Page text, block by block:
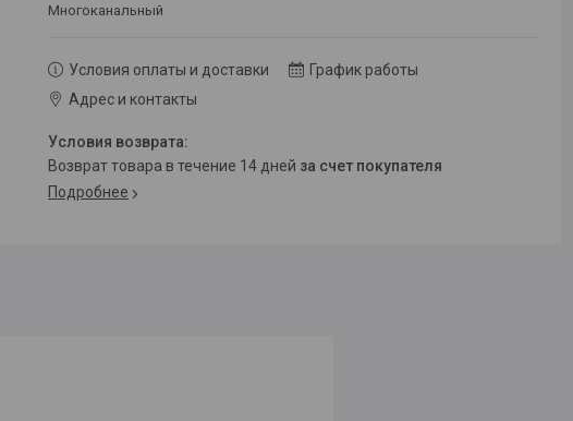
Многоканальный
Условия оплаты и доставки
График работы
Адрес и контакты
возврат товара в течение 14 дней за счет покупателя
Подробнее